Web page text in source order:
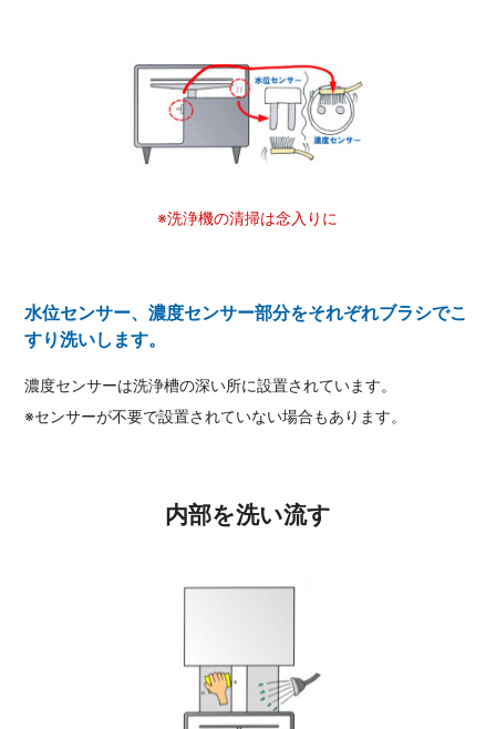
※洗浄機の清掃は念入りに
水位センサー、濃度センサー部分をそれぞれブラシでこ
すり洗いします。
濃度センサーは洗浄槽の深い所に設置されています。
※センサーが不要で設置されていない場合もあります。
内部を洗い流す